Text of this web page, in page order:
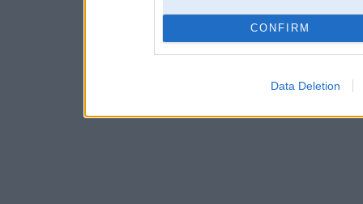
CONFIRM
Data Deletion